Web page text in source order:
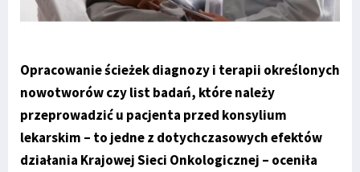
Opracowanie ścieżek diagnozy i terapii określonych
nowotworów czy list badań, które należy
przeprowadzić u pacjenta przed konsylium
lekarskim – to jedne z dotychczasowych efektów
działania Krajowej Sieci Onkologicznej – oceniła